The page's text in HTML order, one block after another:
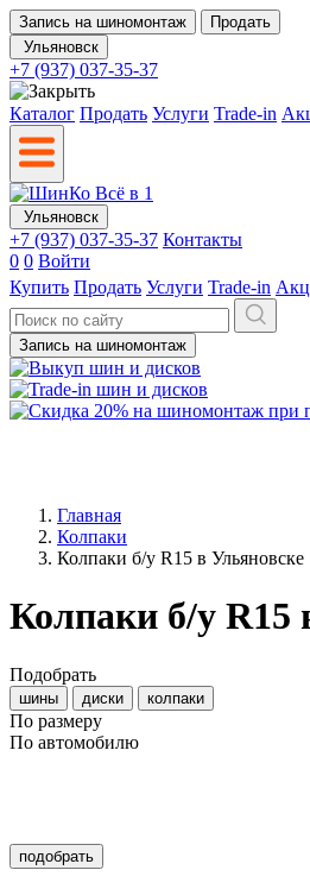
Запись на шиномонтаж
Продать
Ульяновск
+7 (937) 037-35-37
Каталог Продать Услуги Trade-in
Ульяновск
+7 (937) 037-35-37 Контакты
0 0 Войти
Купить Продать Услуги Trade-in
Запись на шиномонтаж
Главная
Колпаки
Колпаки б/у R15 в Ульяновске
Колпаки б/у R15
Подобрать
шины диски колпаки
По размеру
По автомобилю
подобрать